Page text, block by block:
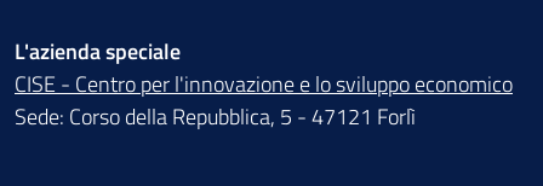
L'azienda speciale
CISE - Centro per l'innovazione e lo sviluppo economico
Sede: Corso della Repubblica, 5 - 47121 Forlì